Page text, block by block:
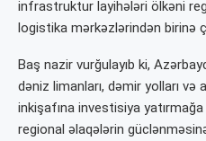
infrastruktur layihələri ölkəni
logistika mərkəzlərindən birinə
Baş nazir vurğulayıb ki,
dəniz limanları, dəmir yolları və
inkişafına investisiya
regional əlaqələrin